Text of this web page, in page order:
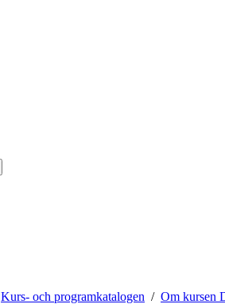
Kurs- och programkatalogen Om kursen